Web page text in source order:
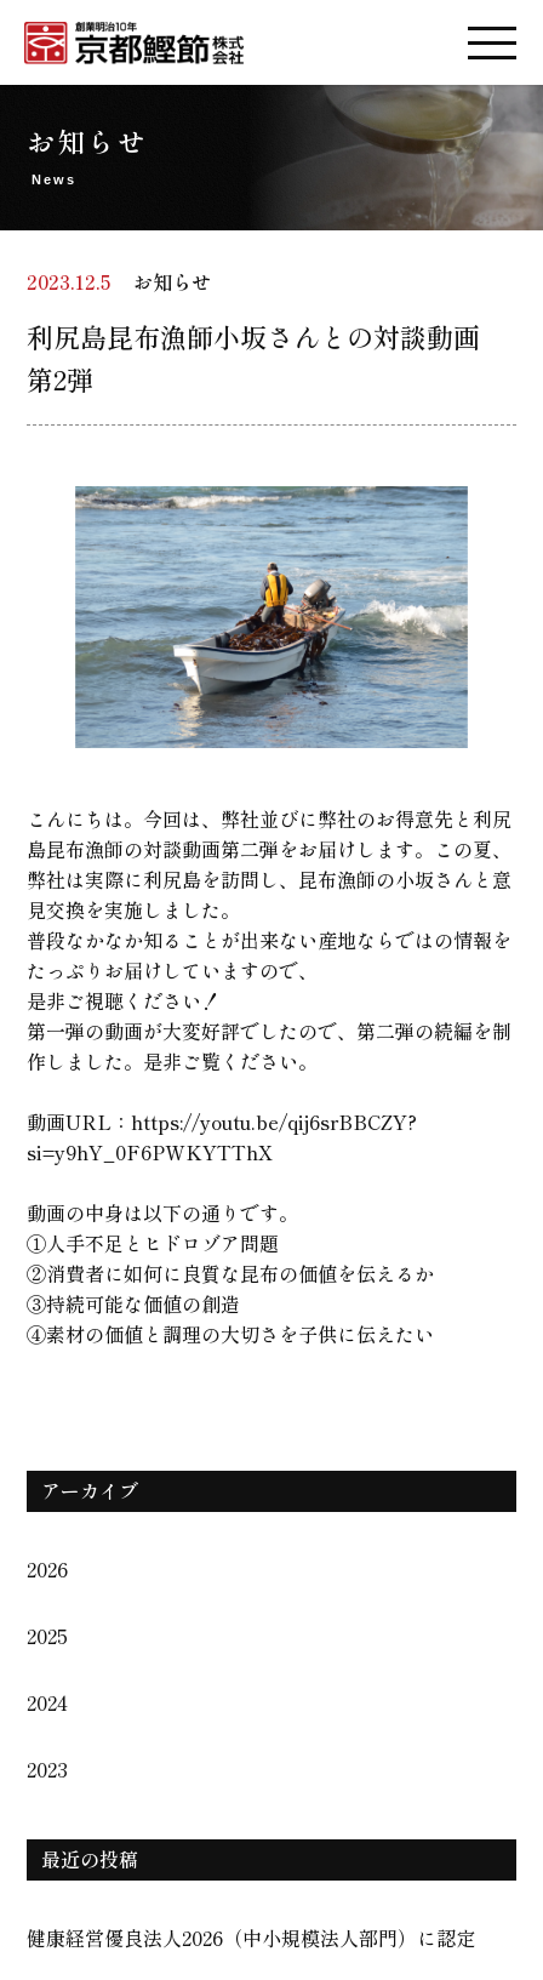
お知らせ
News
2023.12.5 お知らせ
利尻島昆布漁師小坂さんとの対談動画
第2弾
こんにちは。今回は、弊社並びに弊社のお得意先と利尻
島昆布漁師の対談動画第二弾をお届けします。この夏、
弊社は実際に利尻島を訪問し、昆布漁師の小坂さんと意
見交換を実施しました。
普段なかなか知ることが出来ない産地ならではの情報を
たっぷりお届けしていますので、
是非ご視聴ください！
第一弾の動画が大変好評でしたので、第二弾の続編を制
作しました。是非ご覧ください。
動画URL：https://youtu.be/qij6srBBCZY?
si=y9hY_0F6PWKYTThX
動画の中身は以下の通りです。
①人手不足とヒドロゾア問題
②消費者に如何に良質な昆布の価値を伝えるか
③持続可能な価値の創造
④素材の価値と調理の大切さを子供に伝えたい
アーカイブ
2026
2025
2024
2023
最近の投稿
健康経営優良法人2026（中小規模法人部門）に認定